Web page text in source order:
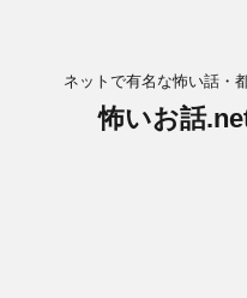
ネットで有名な怖い話・
怖いお話